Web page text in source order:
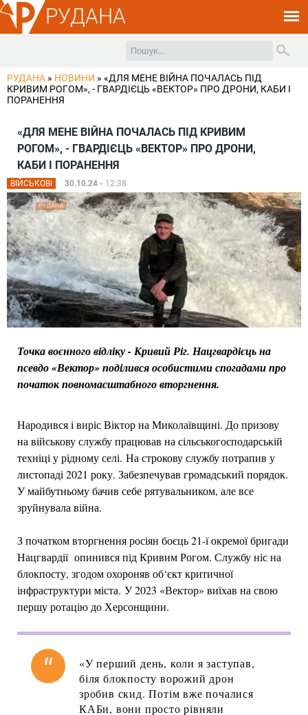
РУДАНА
РУДАНА » НОВИНИ » «ДЛЯ МЕНЕ ВІЙНА ПОЧАЛАСЬ ПІД
КРИВИМ РОГОМ», - ГВАРДІЄЦЬ «ВЕКТОР» ПРО ДРОНИ, КАБИ І
ПОРАНЕННЯ
«ДЛЯ МЕНЕ ВІЙНА ПОЧАЛАСЬ ПІД КРИВИМ
РОГОМ», - ГВАРДІЄЦЬ «ВЕКТОР» ПРО ДРОНИ,
КАБИ І ПОРАНЕННЯ
ВІЙСЬКОВІ 30.10.24 - 12:38
Точка воєнного відліку - Кривий Ріг. Нацгвардієць на
псевдо «Вектор» поділився особистими спогадами про
початок повномасштабного вторгнення.
Народився і виріс Віктор на Миколаївщині. До призову
на військову службу працював на сільськогосподарській
техніці у рідному селі. На строкову службу потрапив у
листопаді 2021 року. Забезпечував громадський порядок.
У майбутньому бачив себе рятувальником, але все
зруйнувала війна.
З початком вторгнення росіян боєць 21-ї окремої бригади
Нацгвардії опинився під Кривим Рогом. Службу ніс на
блокпосту, згодом охороняв об‘єкт критичної
інфраструктури міста. У 2023 «Вектор» виїхав на свою
першу ротацію до Херсонщини.
«У перший день, коли я заступав,
біля блокпосту ворожий дрон
зробив скид. Потім вже почалися
КАБи, вони просто рівняли